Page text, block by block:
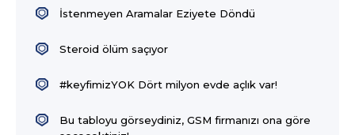
İstenmeyen Aramalar Eziyete Döndü
Steroid ölüm saçıyor
#keyfimizYOK Dört milyon evde açlık var!
Bu tabloyu görseydiniz, GSM firmanızı ona göre